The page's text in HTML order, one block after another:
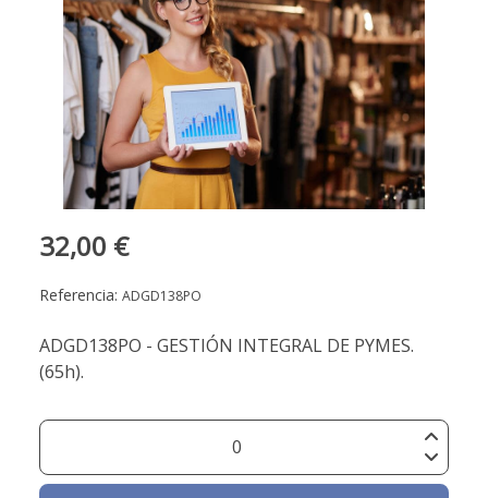
32,00 €
Referencia: ADGD138PO
ADGD138PO - GESTIÓN INTEGRAL DE PYMES.
(65h).